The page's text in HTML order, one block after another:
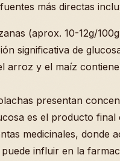
más directas
(aprox. 10-12g/
significativa de
arroz y el maíz
presentan
es el producto final
medicinales, donde
influir en la